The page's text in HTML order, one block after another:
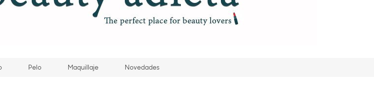
Pelo Maquillaje Novedades